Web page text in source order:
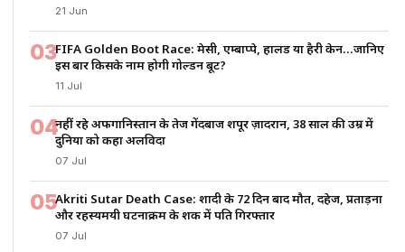
21 Jun
03FIFA Golden Boot Race: मेसी, एम्बाप्पे, हालैंड या हैरी केन…जानिए
इस बार किसके नाम होगी गोल्डन बूट?
11 Jul
04नहीं रहे अफगानिस्तान के तेज गेंदबाज शपूर ज़ादरान, 38 साल की उम्र में
दुनिया को कहा अलविदा
07 Jul
05Akriti Sutar Death Case: शादी के 72 दिन बाद मौत, दहेज, प्रताड़ना
और रहस्यमयी घटनाक्रम के शक में पति गिरफ्तार
07 Jul